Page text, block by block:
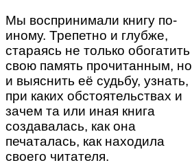
Мы воспринимали книгу по-
иному. Трепетно и глубже,
стараясь не только обогатить
свою память прочитанным, но
и выяснить её судьбу, узнать,
при каких обстоятельствах и
зачем та или иная книга
создавалась, как она
печаталась, как находила
своего читателя.